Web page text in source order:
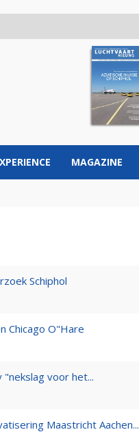
MAGAZINE
Schiphol
Chicago O"Hare
"nekslag voor het...
Maastricht Aachen...